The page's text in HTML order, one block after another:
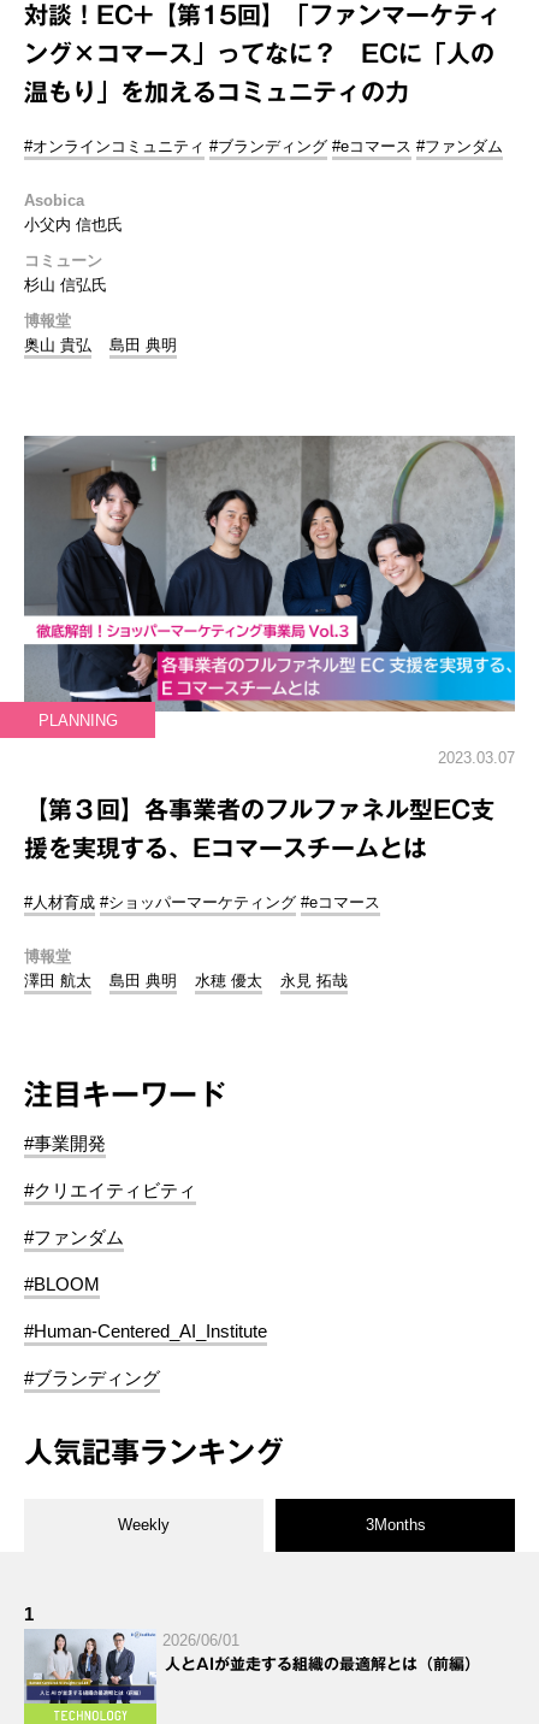
対談！EC+【第15回】「ファンマーケティ
ング×コマース」ってなに？ ECに「人の
温もり」を加えるコミュニティの力
#オンラインコミュニティ #ブランディング #eコマース #ファンダム
Asobica
小父内 信也氏
コミューン
杉山 信弘氏
博報堂
奥山 貴弘
島田 典明
PLANNING
2023.03.07
【第３回】各事業者のフルファネル型EC支
援を実現する、Eコマースチームとは
#人材育成 #ショッパーマーケティング #eコマース
博報堂
澤田 航太
島田 典明 水穂 優太 永見 拓哉
注目キーワード
#事業開発
#クリエイティビティ
#ファンダム
#BLOOM
#Human-Centered_AI_Institute
#ブランディング
人気記事ランキング
Weekly 3Months
1
2026/06/01
人とAIが並走する組織の最適解とは（前編）